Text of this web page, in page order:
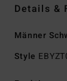
Details &
Männer
Style